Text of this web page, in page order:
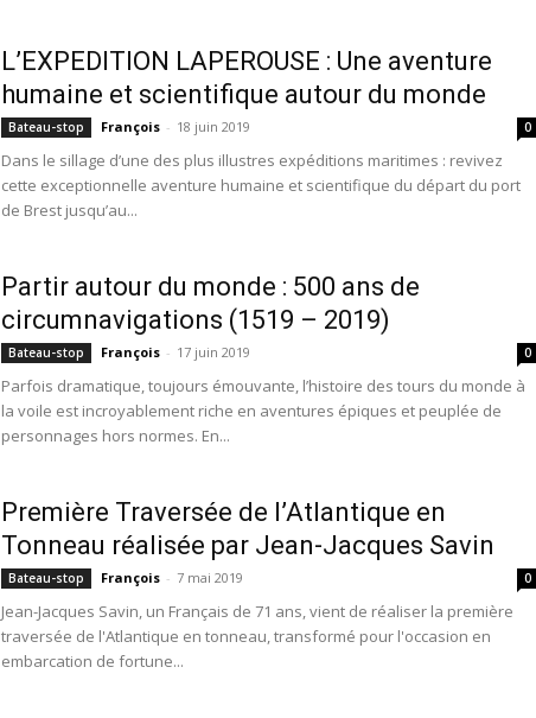
L’EXPEDITION LAPEROUSE : Une aventure
humaine et scientifique autour du monde
Bateau-stop François - 18 juin 2019 0
Dans le sillage d’une des plus illustres expéditions maritimes : revivez
cette exceptionnelle aventure humaine et scientifique du départ du port
de Brest jusqu’au...
Partir autour du monde : 500 ans de
circumnavigations (1519 – 2019)
Bateau-stop François - 17 juin 2019 0
Parfois dramatique, toujours émouvante, l’histoire des tours du monde à
la voile est incroyablement riche en aventures épiques et peuplée de
personnages hors normes. En...
Première Traversée de l’Atlantique en
Tonneau réalisée par Jean-Jacques Savin
Bateau-stop François - 7 mai 2019 0
Jean-Jacques Savin, un Français de 71 ans, vient de réaliser la première
traversée de l'Atlantique en tonneau, transformé pour l'occasion en
embarcation de fortune...